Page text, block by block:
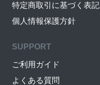
特定商取引に基づく表記
個人情報保護方針
SUPPORT
ご利用ガイド
よくある質問